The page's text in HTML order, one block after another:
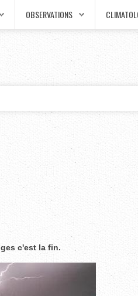
OBSERVATIONS
c'est la fin.